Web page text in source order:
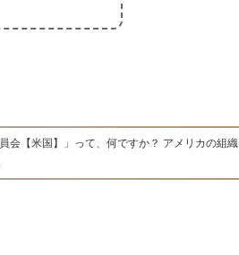
会【米国】」って、何ですか？ アメリカの組織